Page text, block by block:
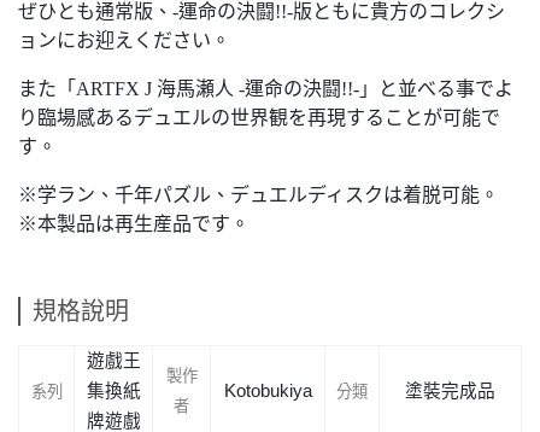
ぜひとも通常版、-運命の決闘!!-版ともに貴方のコレクシ
ョンにお迎えください。
また「ARTFX J 海馬瀬人 -運命の決闘!!-」と並べる事でよ
り臨場感あるデュエルの世界観を再現することが可能で
す。
※学ラン、千年パズル、デュエルディスクは着脱可能。
※本製品は再生産品です。
規格說明
系列
遊戲王
集換紙
牌遊戲
製作
者
Kotobukiya 分類 塗裝完成品